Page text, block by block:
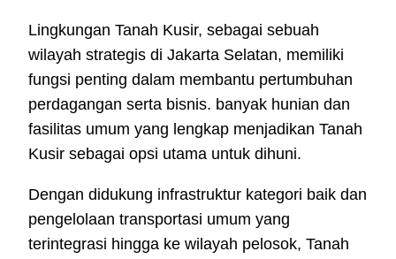
Lingkungan Tanah Kusir, sebagai sebuah
wilayah strategis di Jakarta Selatan, memiliki
fungsi penting dalam membantu pertumbuhan
perdagangan serta bisnis. banyak hunian dan
fasilitas umum yang lengkap menjadikan Tanah
Kusir sebagai opsi utama untuk dihuni.
Dengan didukung infrastruktur kategori baik dan
pengelolaan transportasi umum yang
terintegrasi hingga ke wilayah pelosok, Tanah